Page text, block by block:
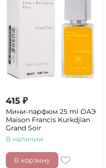
415 ₽
Мини-парфюм 25 ml ОАЭ
Maison Francis Kurkdjian
Grand Soir
В наличии
В корзину